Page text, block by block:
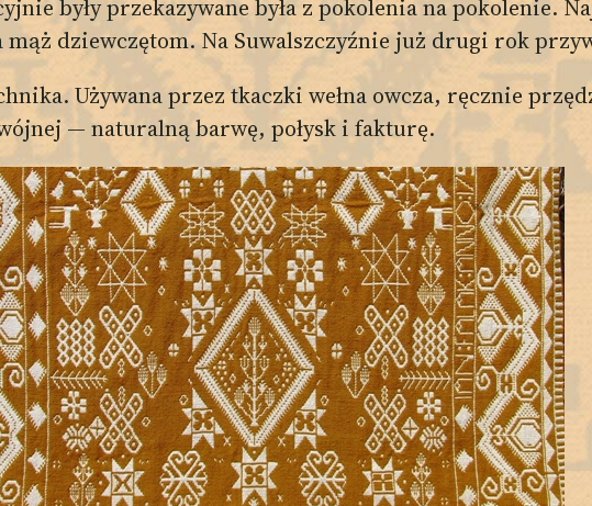
były przekazywane była z pokolenia na pokolenie.
mąż dziewczętom. Na Suwalszczyźnie już drugi rok
Używana przez tkaczki wełna owcza, ręcznie
— naturalną barwę, połysk i fakturę.